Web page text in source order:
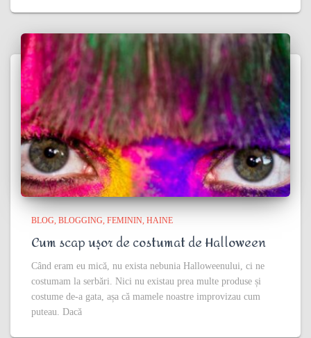
BLOG BLOGGING FEMININ HAINE
Cum scap ușor de costumat de Halloween
Când eram eu mică, nu exista nebunia Halloweenului, ci ne
costumam la serbări. Nici nu existau prea multe produse și
costume de-a gata, așa că mamele noastre improvizau cum
puteau. Dacă